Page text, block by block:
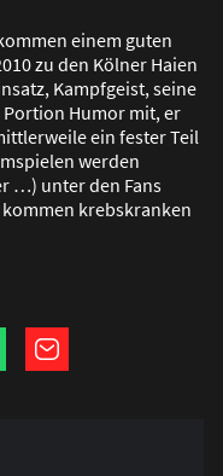
einem guten
zu den Kölner Haien
Kampfgeist, seine
Portion Humor mit, er
ein fester Teil
werden
…) unter den Fans
krebskranken